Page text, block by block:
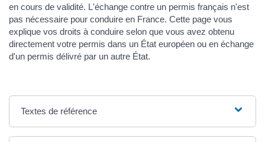
en cours de validité. L'échange contre un permis français n'est
pas nécessaire pour conduire en France. Cette page vous
explique vos droits à conduire selon que vous avez obtenu
directement votre permis dans un État européen ou en échange
d'un permis délivré par un autre État.
Textes de référence